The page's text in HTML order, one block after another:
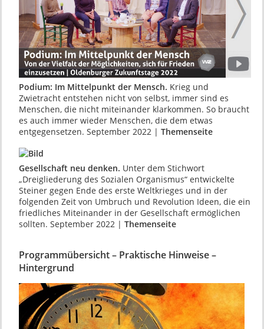
Podium: Im Mittelpunkt der Mensch. Krieg und
Zwietracht entstehen nicht von selbst, immer sind es
Menschen, die nicht miteinander klarkommen. So braucht
es auch immer wieder Menschen, die dem etwas
entgegensetzen. September 2022 | Themenseite
Gesellschaft neu denken. Unter dem Stichwort
„Dreigliederung des Sozialen Organismus“ ent­wickelte
Steiner gegen Ende des erste Welt­krieges und in der
folgenden Zeit von Umbruch und Revolution Ideen, die ein
friedliches Mitein­ander in der Gesellschaft ermöglichen
sollten. September 2022 | Themenseite
Programmübersicht – Praktische Hinweise –
Hintergrund